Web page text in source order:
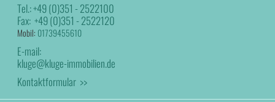
Tel.:+49 (0)351 - 2522100
Fax:+49 (0)351 - 2522120
Mobil: 01739455610
E-mail:
kluge@kluge-immobilien.de
Kontaktformular >>